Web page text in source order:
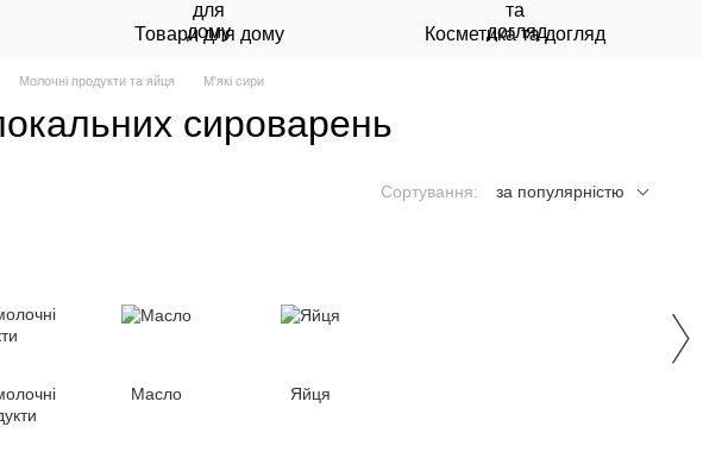
Товари для дому Косметика та догляд
Молочні продукти та яйця М'які сири
сироварень
Сортування: за популярністю
Масло Яйця